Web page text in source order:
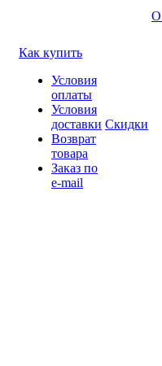
Как купить
Условия
оплаты
Условия
доставки
Возврат
товара
Заказ по
e-mail
Скидки
О